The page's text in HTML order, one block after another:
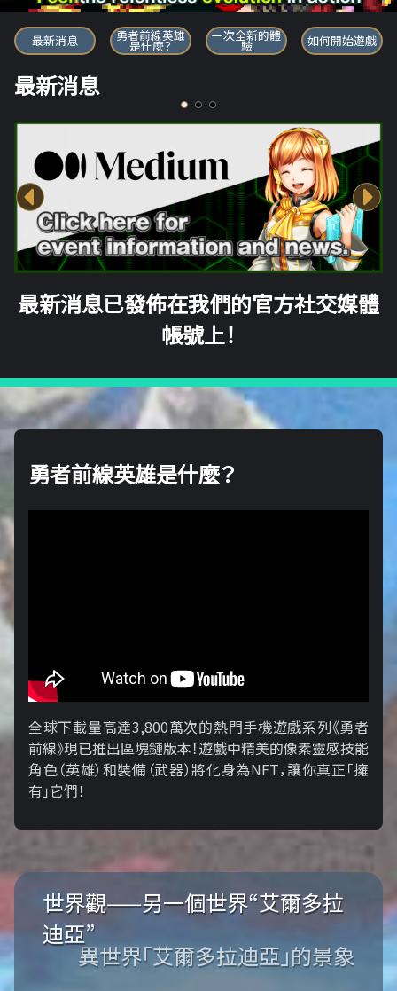
勇者前線英雄
最新消息 勇者前線英雄
是什麼？
一次全新的體
驗 如何開始遊戲
最新消息
最新消息已發佈在我們的官方社交媒體
帳號上！
勇者前線英雄是什麼？
全球下載量高達3,800萬次的熱門手機遊戲系列《勇者
前線》現已推出區塊鏈版本！遊戲中精美的像素靈感技能
角色（英雄）和裝備（武器）將化身為NFT，讓你真正「擁​​
有」它們！
世界觀——另一個世界“艾爾多拉
迪亞”
異世界「艾爾多拉迪亞」的景象